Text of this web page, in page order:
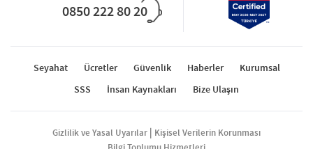
0850 222 80 20
Seyahat Ücretler Güvenlik Haberler
Kurumsal
SSS
İnsan Kaynakları Bize Ulaşın
Gizlilik ve Yasal Uyarılar | Kişisel Verilerin Korunması